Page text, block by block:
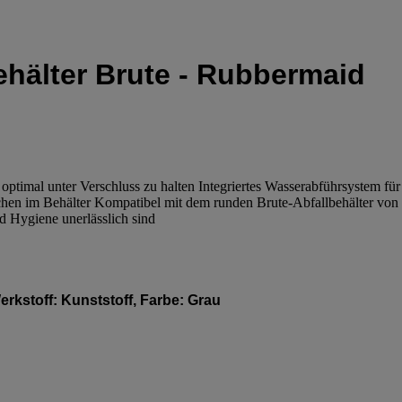
Brute ‑ Rubbermaid
unter Verschluss zu halten Integriertes Wasserabführsystem
im Behälter Kompatibel mit dem runden Brute-Abfallbehälter
Hygiene unerlässlich sind
Kunststoff, Farbe: Grau